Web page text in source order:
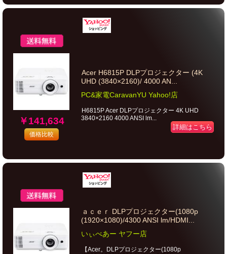
￥141,634
価格比較
Acer H6815P DLPプロジェクター (4K
UHD (3840×2160)/ 4000 AN...
PC&家電CaravanYU Yahoo!店
H6815P Acer DLPプロジェクター 4K UHD
3840×2160 4000 ANSI lm...
詳細はこちら
ａｃｅｒ DLPプロジェクター(1080p
(1920×1080)/4300 ANSI lm/HDMI...
いぃべあー ヤフー店
【Acer。DLPプロジェクター(1080p